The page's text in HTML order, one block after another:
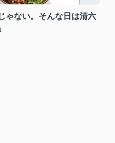
ゃない。そんな日は清六